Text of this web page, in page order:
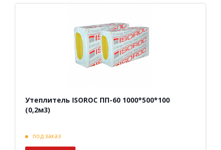
Утеплитель ISOROC ПП-60 1000*500*100
(0,2м3)
под заказ